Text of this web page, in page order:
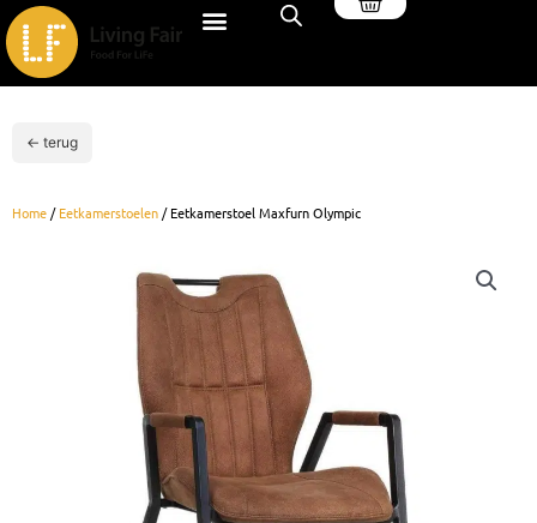
Ga
naar
de
inhoud
← terug
Home /Eetkamerstoelen / Eetkamerstoel Maxfurn Olympic